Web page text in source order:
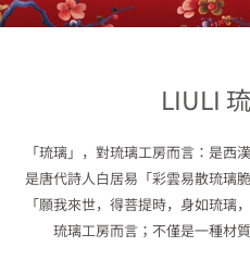
LIULI
「琉璃」，對琉璃工房而言：是西
是唐代詩人白居易「彩雲易散琉璃
「願我來世，得菩提時，身如琉璃
琉璃工房而言；不僅是一種材